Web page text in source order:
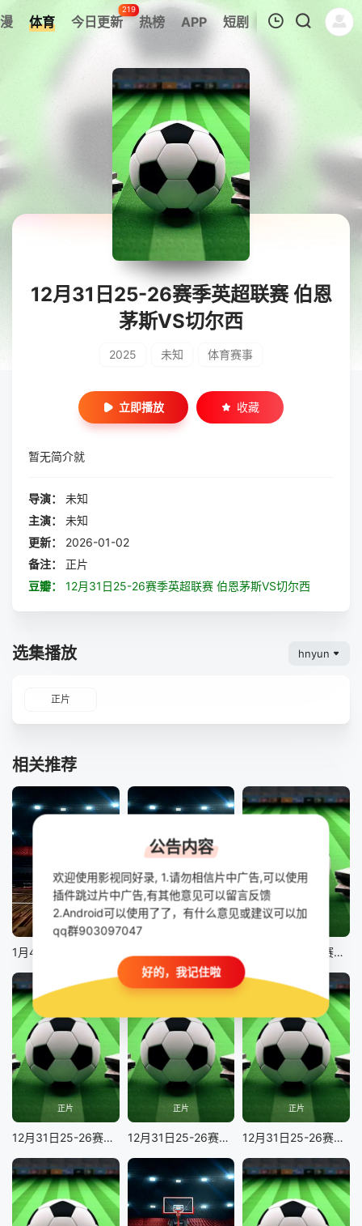
体育 今日更新
219
热榜 APP 短剧
我的观影记录
暂无观看影片的记录
12月31日25-26赛季英超联赛 伯恩
茅斯VS切尔西
2025 未知 体育赛事
立即播放 收藏
暂无简介就
导演：
未知
主演：
未知
更新：
2026-01-02
备注：
正片
豆瓣：
12月31日25-26赛季英超联赛 伯恩茅斯VS切尔西
选集播放 hnyun
正片
相关推荐
正片 正片
12月31日25-26赛季英超联赛 曼联VS狼队
正片
12月31日25-26赛季英超联赛 诺丁汉森林VS埃弗顿
正片
12月31日25-26赛季英超联赛 伯恩利VS纽卡斯尔联
正片
12月31日25-26赛季英超联赛 伯恩茅斯VS切尔西
公告内容
欢迎使用影视同好录, 1.请勿相信片中广告,可以使用
插件跳过片中广告,有其他意见可以留言反馈
2.Android可以使用了了，有什么意见或建议可以加
qq群903097047
好的，我记住啦